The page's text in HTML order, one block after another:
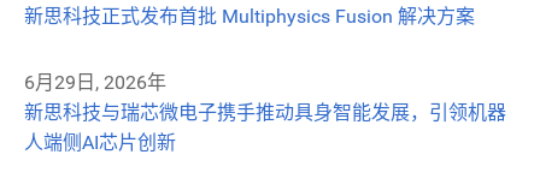
新思科技正式发布首批 Multiphysics Fusion 解决方案
6月29日, 2026年
新思科技与瑞芯微电子携手推动具身智能发展，引领机器
人端侧AI芯片创新